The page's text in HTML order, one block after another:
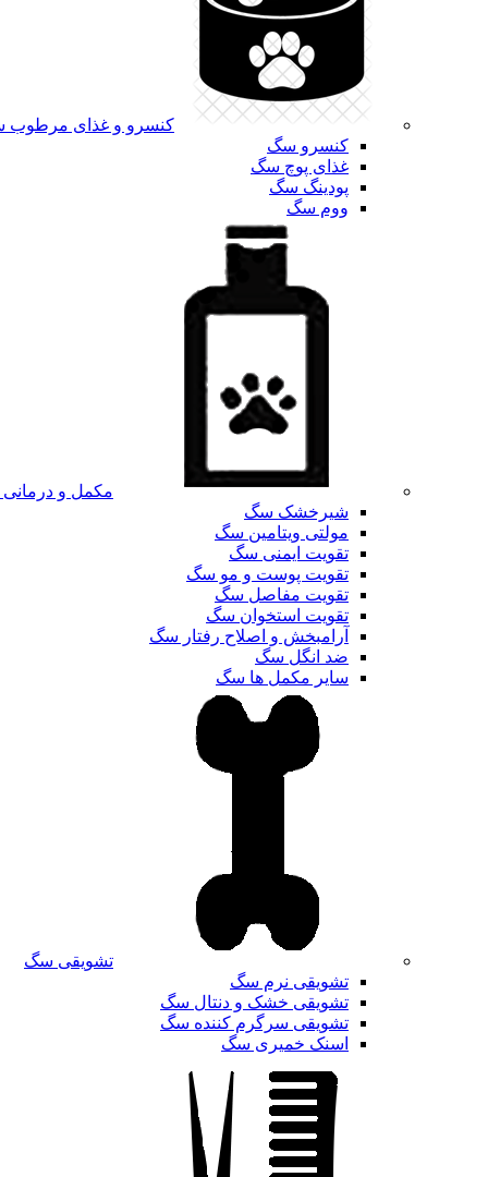
کنسرو و غذای
کنسرو سگ
غذای پوچ سگ
پودینگ سگ
ووم سگ
مکمل و
شیرخشک سگ
مولتی ویتامین سگ
تقویت ایمنی سگ
تقویت پوست و مو سگ
تقویت مفاصل سگ
تقویت استخوان سگ
آرامبخش و اصلاح رفتار سگ
ضد انگل سگ
سایر مکمل ها سگ
تشویقی سگ
تشویقی نرم سگ
تشویقی خشک و دنتال سگ
تشویقی سرگرم کننده سگ
اسنک خمیری سگ